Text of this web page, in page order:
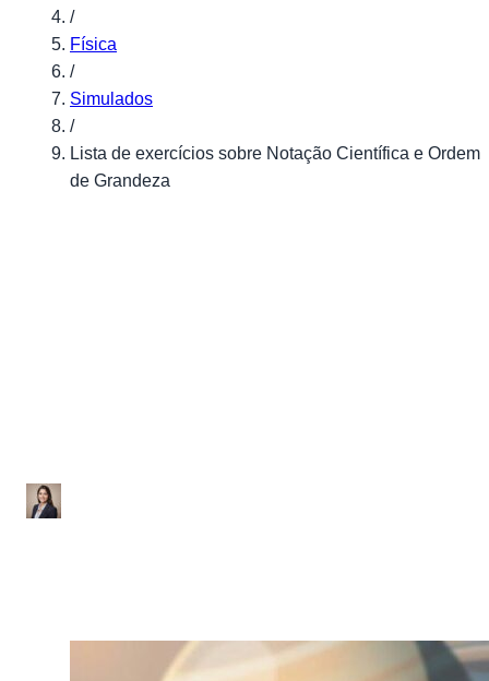
/
Física
/
Simulados
/
Lista de exercícios sobre Notação Científica e Ordem
de Grandeza